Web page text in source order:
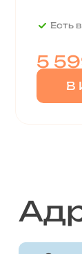
Есть
5
В